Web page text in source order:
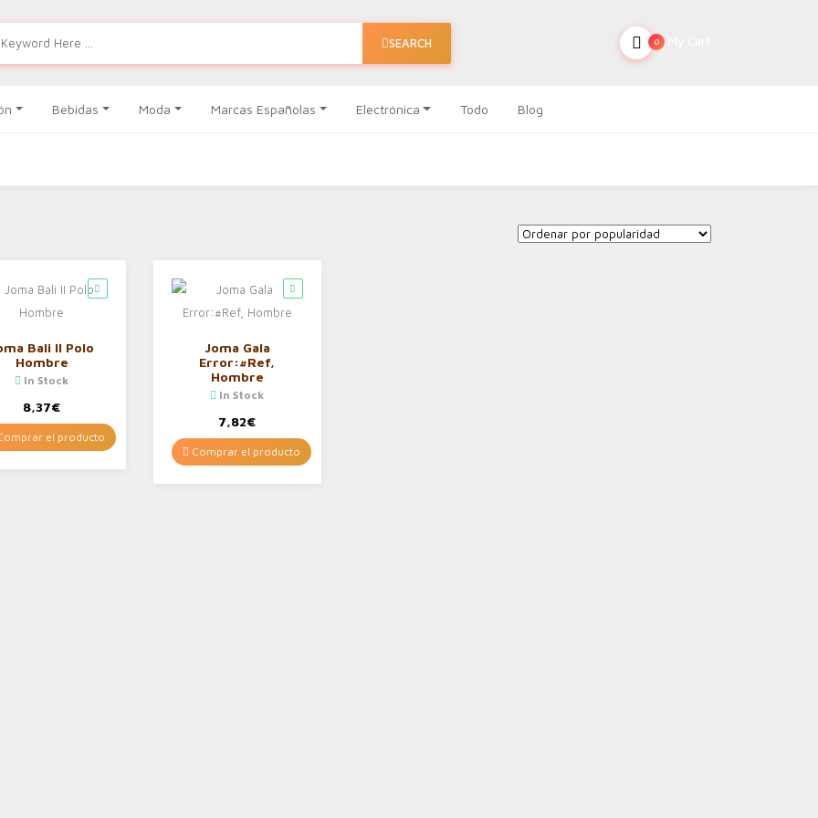
SEARCH 0
Bebidas Moda Marcas Españolas Electrónica Todo Blog
Bali II Polo
Hombre
In Stock
8,37€
el producto
Joma Gala
Error:#Ref,
Hombre
In Stock
7,82€
Comprar el producto